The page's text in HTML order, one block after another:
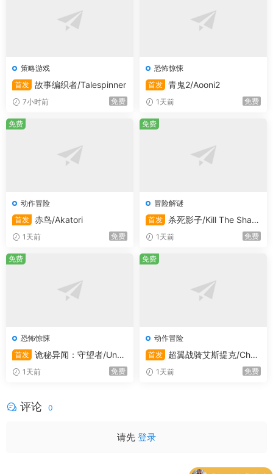
策略游戏
首发 故事编织者/Talespinner
7小时前 免费
恐怖惊悚
首发 青鬼2/Aooni2
1天前 免费
动作冒险
首发 赤鸟/Akatori
1天前 免费
免费
冒险解谜
首发 杀死影子/Kill The Shad
ow 1天前 免费
免费
恐怖惊悚
首发 诡秘异闻：守望者/Unca
nny Tales: The Watcher
1天前 免费
免费
动作冒险
首发
超翼战骑艾斯提克/Chan
geable Guardian ESTIQUE
1天前 免费
免费
评论 0
请先 登录